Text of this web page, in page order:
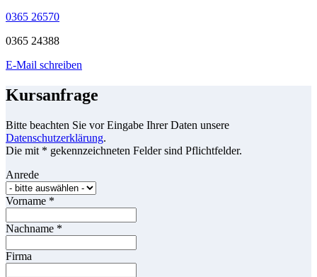
0365 26570
0365 24388
E-Mail schreiben
Kursanfrage
Bitte beachten Sie vor Eingabe Ihrer Daten unsere
Datenschutzerklärung.
Die mit * gekennzeichneten Felder sind Pflichtfelder.
Anrede
Vorname *
Nachname *
Firma